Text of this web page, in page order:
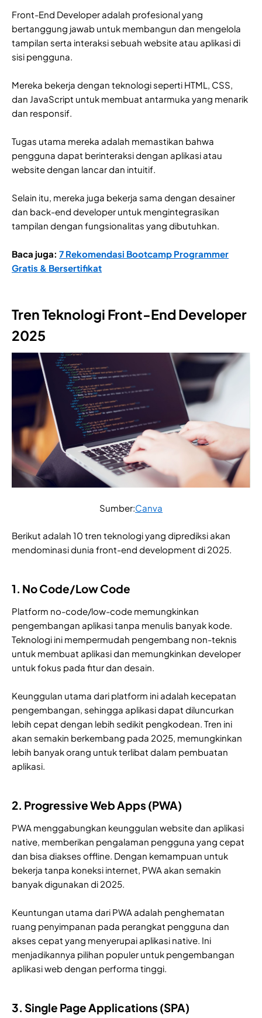
Front-End Developer adalah profesional yang
bertanggung jawab untuk membangun dan mengelola
tampilan serta interaksi sebuah website atau aplikasi di
sisi pengguna.
Mereka bekerja dengan teknologi seperti HTML, CSS,
dan JavaScript untuk membuat antarmuka yang menarik
dan responsif.
Tugas utama mereka adalah memastikan bahwa
pengguna dapat berinteraksi dengan aplikasi atau
website dengan lancar dan intuitif.
Selain itu, mereka juga bekerja sama dengan desainer
dan back-end developer untuk mengintegrasikan
tampilan dengan fungsionalitas yang dibutuhkan.
Baca juga: 7 Rekomendasi Bootcamp Programmer
Gratis & Bersertifikat
Tren Teknologi Front-End Developer
2025
Sumber:Canva
Berikut adalah 10 tren teknologi yang diprediksi akan
mendominasi dunia front-end development di 2025.
1. No Code/Low Code
Platform no-code/low-code memungkinkan
pengembangan aplikasi tanpa menulis banyak kode.
Teknologi ini mempermudah pengembang non-teknis
untuk membuat aplikasi dan memungkinkan developer
untuk fokus pada fitur dan desain.
Keunggulan utama dari platform ini adalah kecepatan
pengembangan, sehingga aplikasi dapat diluncurkan
lebih cepat dengan lebih sedikit pengkodean. Tren ini
akan semakin berkembang pada 2025, memungkinkan
lebih banyak orang untuk terlibat dalam pembuatan
aplikasi.
2. Progressive Web Apps (PWA)
PWA menggabungkan keunggulan website dan aplikasi
native, memberikan pengalaman pengguna yang cepat
dan bisa diakses offline. Dengan kemampuan untuk
bekerja tanpa koneksi internet, PWA akan semakin
banyak digunakan di 2025.
Keuntungan utama dari PWA adalah penghematan
ruang penyimpanan pada perangkat pengguna dan
akses cepat yang menyerupai aplikasi native. Ini
menjadikannya pilihan populer untuk pengembangan
aplikasi web dengan performa tinggi.
3. Single Page Applications (SPA)